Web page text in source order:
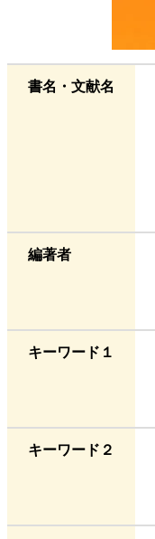
書名・文献名
編著者
キーワード１
キーワード２